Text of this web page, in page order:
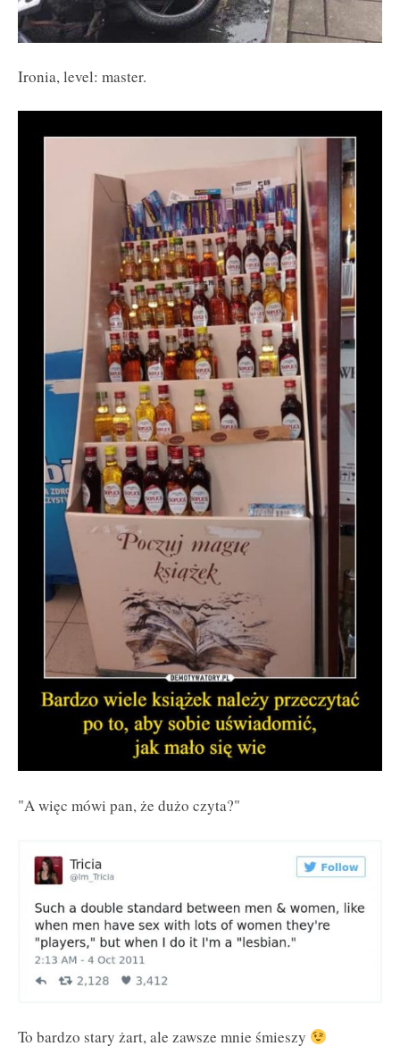
Ironia, level: master.
"A więc mówi pan, że dużo czyta?"
To bardzo stary żart, ale zawsze mnie śmieszy